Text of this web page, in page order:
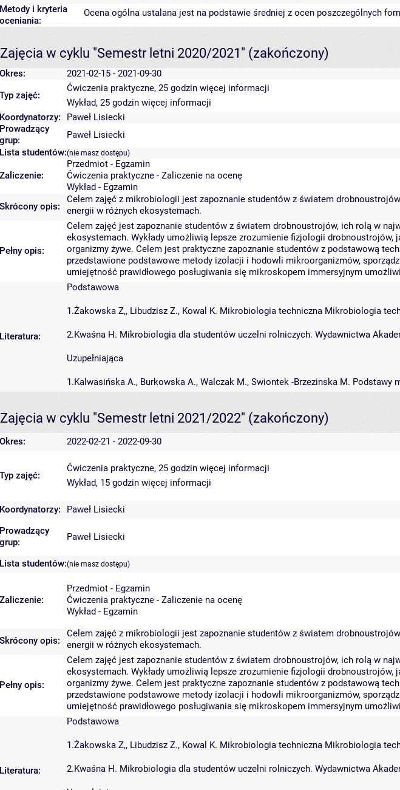
Metody i kryteria
oceniania:
Ocena ogólna ustalana jest na podstawie średniej z ocen poszczególnych
Zajęcia w cyklu "Semestr letni 2020/2021" (zakończony)
Okres: 2021-02-15 - 2021-09-30
Typ zajęć:
Ćwiczenia praktyczne, 25 godzin więcej informacji
Wykład, 25 godzin więcej informacji
Koordynatorzy:
Paweł Lisiecki
Prowadzący
grup:
Paweł Lisiecki
Lista studentów:(nie masz dostępu)
Zaliczenie:
Przedmiot - Egzamin
Ćwiczenia praktyczne - Zaliczenie na ocenę
Wykład - Egzamin
Skrócony opis:
Celem zajęć z mikrobiologii jest zapoznanie studentów z światem
energii w różnych ekosystemach.
Pełny opis:
Celem zajęć jest zapoznanie studentów z światem drobnoustrojów, ich rolą w
ekosystemach. Wykłady umożliwią lepsze zrozumienie fizjologii
organizmy żywe. Celem jest praktyczne zapoznanie studentów z podstawową
przedstawione podstawowe metody izolacji i hodowli mikroorganizmów,
umiejętność prawidłowego posługiwania się mikroskopem immersyjnym
Literatura:
Podstawowa
1.Żakowska Z,, Libudzisz Z., Kowal K. Mikrobiologia techniczna Mikrobiologia
2.Kwaśna H. Mikrobiologia dla studentów uczelni rolniczych. Wydawnictwa
Uzupełniająca
1.Kalwasińska A., Burkowska A., Walczak M., Swiontek -Brzezinska M.
Zajęcia w cyklu "Semestr letni 2021/2022" (zakończony)
Okres: 2022-02-21 - 2022-09-30
Typ zajęć:
Ćwiczenia praktyczne, 25 godzin więcej informacji
Wykład, 15 godzin więcej informacji
Koordynatorzy:
Paweł Lisiecki
Prowadzący
grup:
Paweł Lisiecki
Lista studentów:(nie masz dostępu)
Zaliczenie:
Przedmiot - Egzamin
Ćwiczenia praktyczne - Zaliczenie na ocenę
Wykład - Egzamin
Skrócony opis:
Celem zajęć z mikrobiologii jest zapoznanie studentów z światem
energii w różnych ekosystemach.
Pełny opis:
Celem zajęć jest zapoznanie studentów z światem drobnoustrojów, ich rolą w
ekosystemach. Wykłady umożliwią lepsze zrozumienie fizjologii
organizmy żywe. Celem jest praktyczne zapoznanie studentów z podstawową
przedstawione podstawowe metody izolacji i hodowli mikroorganizmów,
umiejętność prawidłowego posługiwania się mikroskopem immersyjnym
Literatura:
Podstawowa
1.Żakowska Z,, Libudzisz Z., Kowal K. Mikrobiologia techniczna Mikrobiologia
2.Kwaśna H. Mikrobiologia dla studentów uczelni rolniczych. Wydawnictwa